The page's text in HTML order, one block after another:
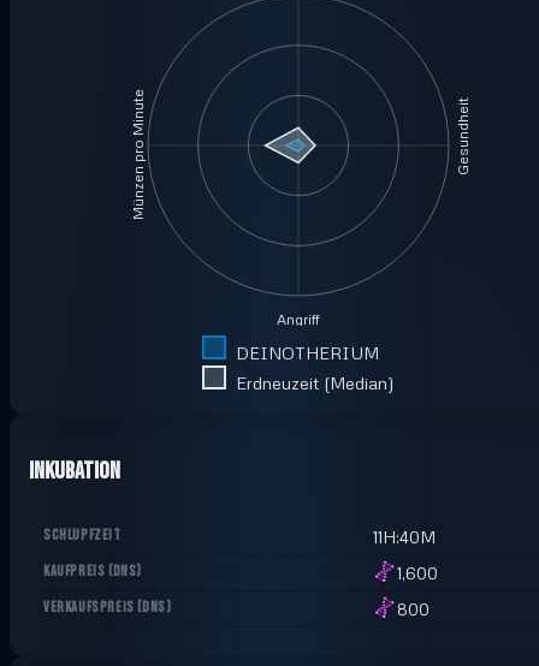
Gesundheit
Angriff
Münzen pro Minute
DEINOTHERIUM
Erdneuzeit (Median)
Inkubation
SCHLUPFZEIT 11H:40M
KAUFPREIS (DNS) 1,600
VERKAUFSPREIS (DNS) 800